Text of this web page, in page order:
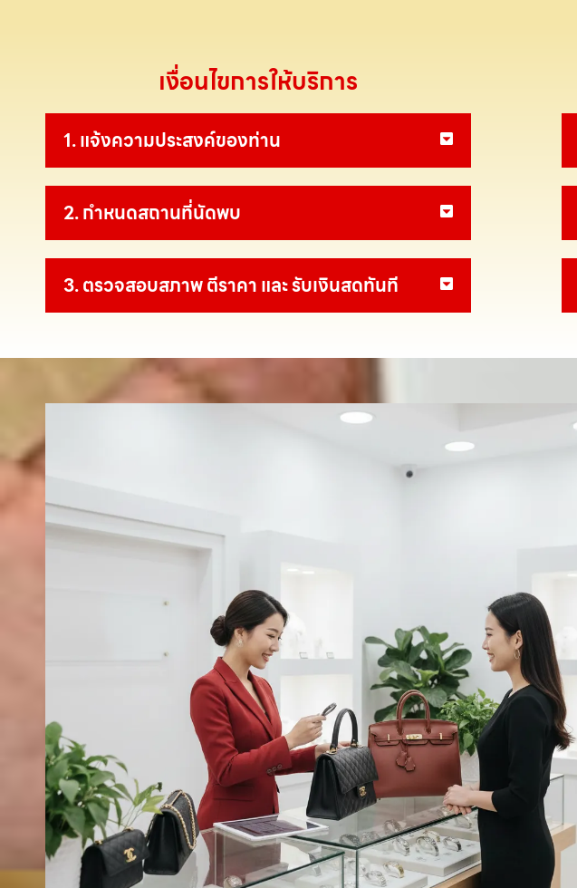
เงื่อนไขการให้บริการ
1. แจ้งความประสงค์ของท่าน
2. กำหนดสถานที่นัดพบ
3. ตรวจสอบสภาพ ตีราคา และ รับเงินสดทันที